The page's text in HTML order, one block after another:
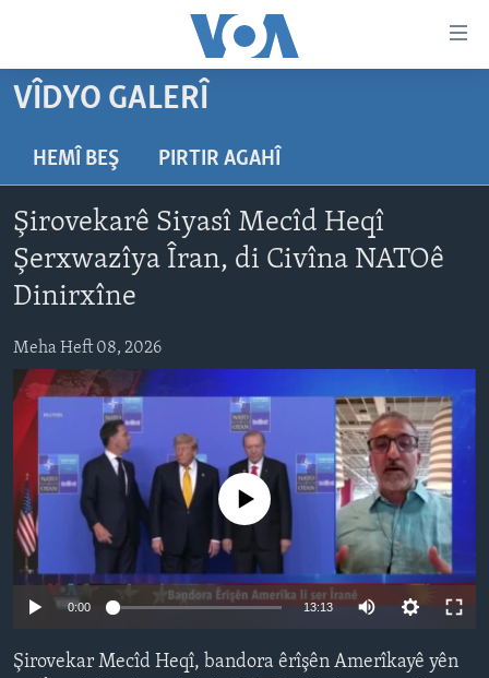
Yekser
here
naveroka
serekî
here
Malpera
serekî
Yekser
Lêgerînê
NÛÇE
FOTO GALERÎ
AMERÎKA
TIRKÎYE
ÎRAQ
ÎRAN
ROJHILATA NAVÎN
CÎHAN
ÇAND Û HUNER
SERNIVÎS
SORANÎ
Learning English
VÎDYO GALERÎ
HEMÎ BEŞ PIRTIR AGAHÎ
Şirovekarê Siyasî Mecîd Heqî
Şerxwazîya Îran, di Civîna NATOê
Dinirxîne
Meha Heft 08, 2026
No media source currently available
0:00 13:13
Şirovekar Mecîd Heqî, bandora êrîşên Amerîkayê yên